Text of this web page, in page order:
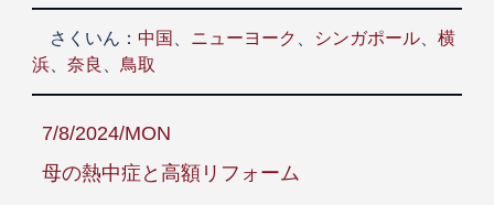
さくいん： 中国 ニューヨーク シンガポール、 横
浜、 奈良 鳥取
7/8/2024/MON
母の熱中症と高額リフォーム